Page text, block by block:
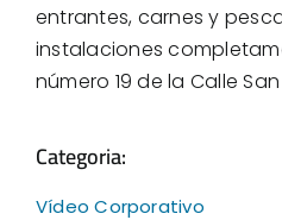
entrantes, carnes y
instalaciones
número 19 de la Calle
Categoria:
Vídeo Corporativo